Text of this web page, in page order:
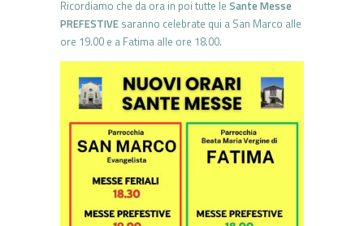
Ricordiamo che da ora in poi tutte le Sante Messe
PREFESTIVE saranno celebrate qui a San Marco alle
ore 19.00 e a Fatima alle ore 18.00.